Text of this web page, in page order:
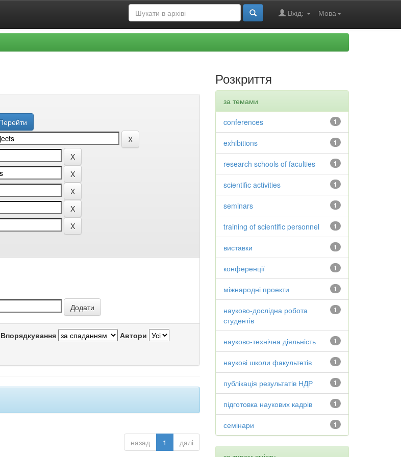
Мова
Вхід:
Впорядкування Автори
назад 1 далі
Розкриття
за темами
1
conferences
1
exhibitions
1
research schools of faculties
1
scientific activities
1
seminars
1
training of scientific personnel
1
виставки
1
конференції
1
міжнародні проекти
1
науково-дослідна робота
студентів
1
науково-технічна діяльність
1
наукові школи факультетів
1
публікація результатів НДР
1
підготовка наукових кадрів
1
семінари